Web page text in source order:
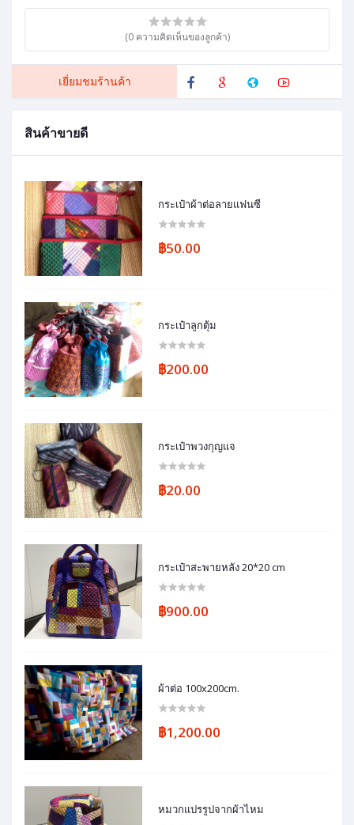
(0 ความคิดเห็นของลูกค้า)
เยี่ยมชมร้านค้า
สินค้าขายดี
กระเป๋าผ้าต่อลายแฟนซี
฿50.00
กระเป๋าลูกตุ้ม
฿200.00
กระเป๋าพวงกุญแจ
฿20.00
กระเป๋าสะพายหลัง 20*20 cm
฿900.00
ผ้าต่อ 100x200cm.
฿1,200.00
หมวกแปรรูปจากผ้าไหม